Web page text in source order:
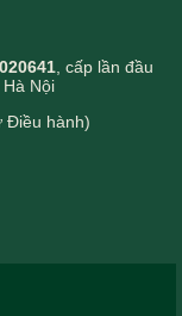
, cấp lần đầu
Nội
Điều hành)